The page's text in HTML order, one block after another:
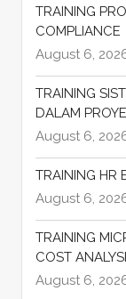
TRAINING
COMPLIANCE
August 6,
TRAINING
DALAM
August 6,
TRAINING HR
August 6,
TRAINING
COST
August 6,